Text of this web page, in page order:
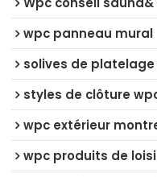
wpc panneau mural
solives de
styles de clôture
wpc extérieur
wpc produits de